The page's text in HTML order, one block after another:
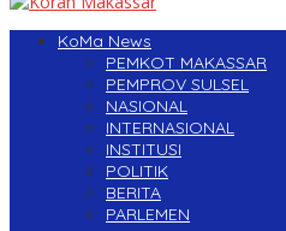
KoMa News
PEMKOT MAKASSAR
PEMPROV SULSEL
NASIONAL
INTERNASIONAL
INSTITUSI
POLITIK
BERITA
PARLEMEN